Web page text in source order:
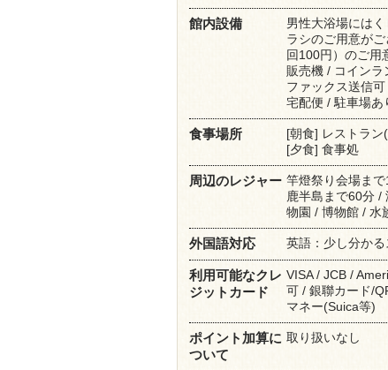
館内設備
男性大浴場には
ラシのご用意が
回100円）のご用
販売機 / コイン
ファックス送信
宅配便 / 駐車場あ
食事場所
[朝食] レストラン
[夕食] 食事処
周辺のレジャー 竿燈祭り会場ま
鹿半島まで60分 /
物園 / 博物館 / 水
外国語対応 英語：少し分かる
利用可能なクレ
ジットカード
VISA / JCB /
可 / 銀聯カード/
マネー(Suica等)
ポイント加算に
ついて
取り扱いなし